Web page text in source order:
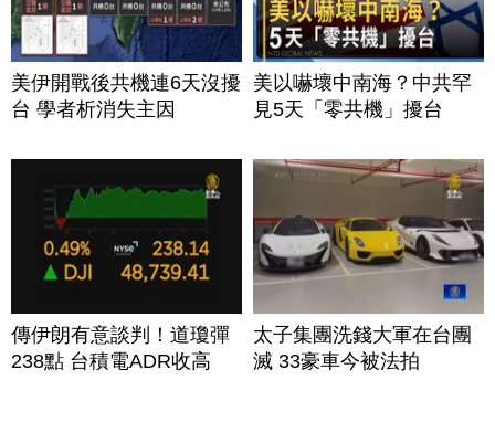
美伊開戰後共機連6天沒擾
台 學者析消失主因
美以嚇壞中南海？中共罕
見5天「零共機」擾台
傳伊朗有意談判！道瓊彈
238點 台積電ADR收高
太子集團洗錢大軍在台團
滅 33豪車今被法拍